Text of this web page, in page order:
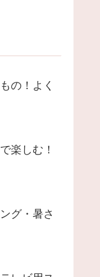
の！よく
楽しむ！
グ・暑さ